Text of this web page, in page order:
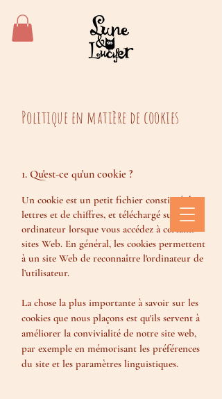
Politique en matière de cookies
1. Qu'est-ce qu'un cookie ?
Un cookie est un petit fichier constitué de
lettres et de chiffres, et téléchargé sur votre
ordinateur lorsque vous accédez à certains
sites Web. En général, les cookies permettent
à un site Web de reconnaître l'ordinateur de
l’utilisateur.
La chose la plus importante à savoir sur les
cookies que nous plaçons est qu'ils servent à
améliorer la convivialité de notre site web,
par exemple en mémorisant les préférences
du site et les paramètres linguistiques.